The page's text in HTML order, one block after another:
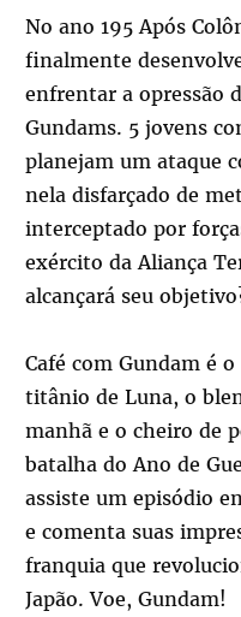
No ano 195 Após
finalmente
enfrentar a opressão
Gundams. 5 jovens
planejam um ataque
nela disfarçado de
interceptado por
exército da Aliança
alcançará seu
Café com Gundam é
titânio de Luna, o
manhã e o cheiro de
batalha do Ano de
assiste um episódio
e comenta suas
franquia que
Japão. Voe, Gundam!